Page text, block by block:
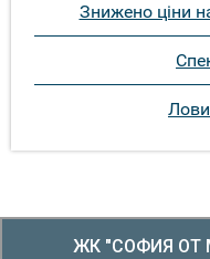
Знижено ціни